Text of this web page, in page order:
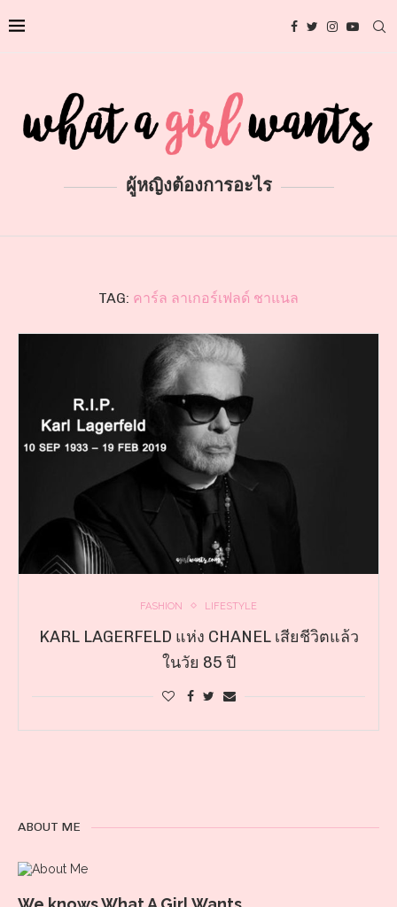
ผู้หญิงต้องการอะไร
TAG: คาร์ล ลาเกอร์เฟลด์ ชาแนล
FASHION LIFESTYLE
KARL LAGERFELD แห่ง CHANEL เสียชีวิตแล้ว
ในวัย 85 ปี
ABOUT ME